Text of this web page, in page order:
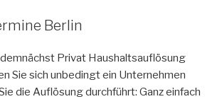
Berlin
Privat Haushaltsauflösung
Sie sich unbedingt ein Unternehmen
die Auflösung durchführt: Ganz einfach